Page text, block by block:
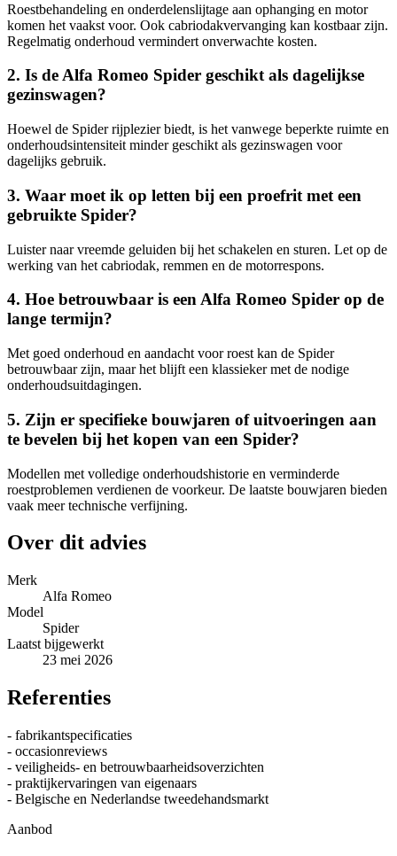
Roestbehandeling en onderdelenslijtage aan ophanging en motor
komen het vaakst voor. Ook cabriodakvervanging kan kostbaar zijn.
Regelmatig onderhoud vermindert onverwachte kosten.
2. Is de Alfa Romeo Spider geschikt als dagelijkse
gezinswagen?
Hoewel de Spider rijplezier biedt, is het vanwege beperkte ruimte en
onderhoudsintensiteit minder geschikt als gezinswagen voor
dagelijks gebruik.
3. Waar moet ik op letten bij een proefrit met een
gebruikte Spider?
Luister naar vreemde geluiden bij het schakelen en sturen. Let op de
werking van het cabriodak, remmen en de motorrespons.
4. Hoe betrouwbaar is een Alfa Romeo Spider op de
lange termijn?
Met goed onderhoud en aandacht voor roest kan de Spider
betrouwbaar zijn, maar het blijft een klassieker met de nodige
onderhoudsuitdagingen.
5. Zijn er specifieke bouwjaren of uitvoeringen aan
te bevelen bij het kopen van een Spider?
Modellen met volledige onderhoudshistorie en verminderde
roestproblemen verdienen de voorkeur. De laatste bouwjaren bieden
vaak meer technische verfijning.
Over dit advies
Merk
Alfa Romeo
Model
Spider
Laatst bijgewerkt
23 mei 2026
Referenties
- fabrikantspecificaties
- occasionreviews
- veiligheids- en betrouwbaarheidsoverzichten
- praktijkervaringen van eigenaars
- Belgische en Nederlandse tweedehandsmarkt
Aanbod